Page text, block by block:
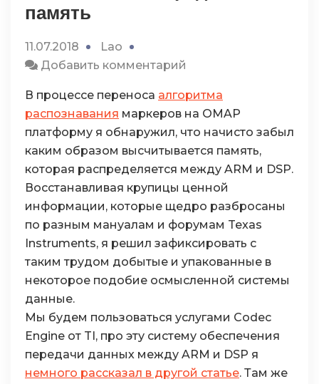
память
11.07.2018
Lao
Добавить комментарий
+
DSP.
Распределяем
память
В процессе переноса алгоритма
распознавания маркеров на OMAP
платформу я обнаружил, что начисто забыл
каким образом высчитывается память,
которая распределяется между ARM и DSP.
Восстанавливая крупицы ценной
информации, которые щедро разбросаны
по разным мануалам и форумам Texas
Instruments, я решил зафиксировать с
таким трудом добытые и упакованные в
некоторое подобие осмысленной системы
данные.
Мы будем пользоваться услугами Codec
Engine от TI, про эту систему обеспечения
передачи данных между ARM и DSP я
немного рассказал в другой статье. Там же